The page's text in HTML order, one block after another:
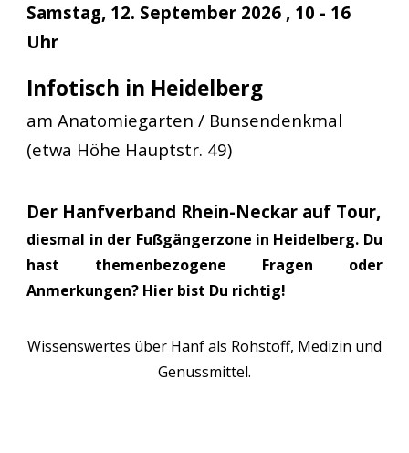
Samstag, 12. September 2026 , 10 - 16
Uhr
Infotisch in Heidelberg
am Anatomiegarten / Bunsendenkmal
(etwa Höhe Hauptstr. 49)
Der Hanfverband Rhein-Neckar auf Tour,
diesmal in der Fußgängerzone in Heidelberg. Du
hast themenbezogene Fragen oder
Anmerkungen? Hier bist Du richtig!
Wissenswertes über Hanf als Rohstoff, Medizin und
Genussmittel.